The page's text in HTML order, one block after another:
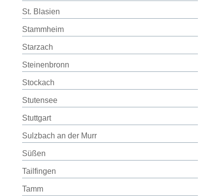
St. Blasien
Stammheim
Starzach
Steinenbronn
Stockach
Stutensee
Stuttgart
Sulzbach an der Murr
Süßen
Tailfingen
Tamm